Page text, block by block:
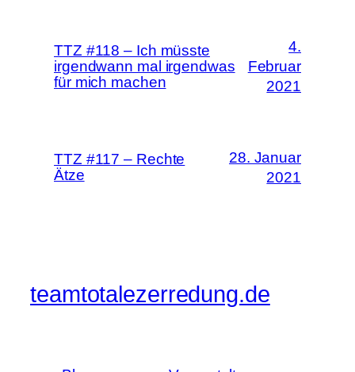
TTZ #118 – Ich müsste
irgendwann mal irgendwas
für mich machen
4.
Februar
2021
TTZ #117 – Rechte
Ätze
28. Januar
2021
teamtotalezerredung.de